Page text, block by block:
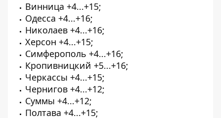
Винница +4...+15;
Одесса +4...+16;
Николаев +4...+16;
Херсон +4...+15;
Симферополь +4...+16;
Кропивницкий +5...+16;
Черкассы +4...+15;
Чернигов +4...+12;
Суммы +4...+12;
Полтава +4...+15;